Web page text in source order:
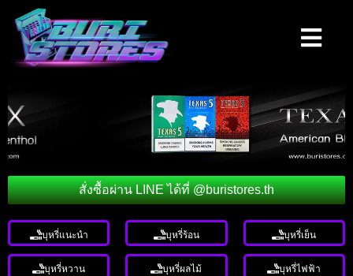
สั่งซื้อผ่าน LINE ได้ที่ @buristores.th
บุหรี่แนะนำ
บุหรี่หวาน
บุหรี่ร้อน
บุหรี่ผลไม้
บุหรี่เย็น
บุหรี่ไฟฟ้า